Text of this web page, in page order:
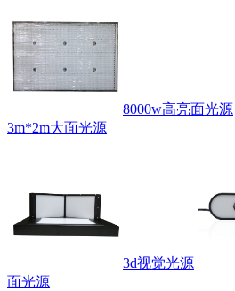
8000w高亮面光源
3m*2m大面光源
3d视觉光源
面光源